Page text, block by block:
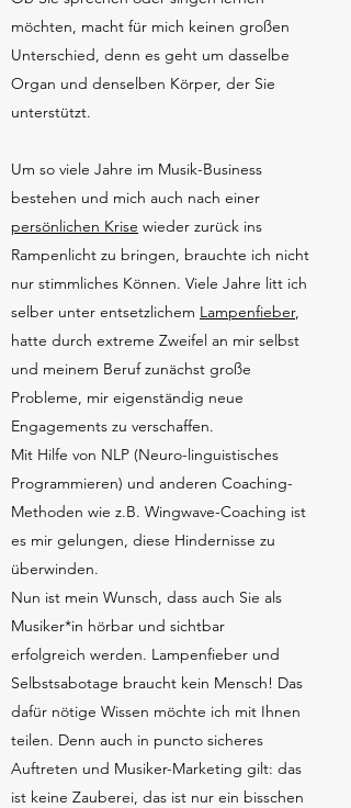
möchten, macht für mich keinen großen
Unterschied, denn es geht um dasselbe
Organ und denselben Körper, der Sie
unterstützt.
Um so viele Jahre im Musik-Business
bestehen und mich auch nach einer
persönlichen Krise wieder zurück ins
Rampenlicht zu bringen, brauchte ich nicht
nur stimmliches Können. Viele Jahre litt ich
selber unter entsetzlichem Lampenfieber,
hatte durch extreme Zweifel an mir selbst
und meinem Beruf zunächst große
Probleme, mir eigenständig neue
Engagements zu verschaffen.
Mit Hilfe von NLP (Neuro-linguistisches
Programmieren) und anderen Coaching-
Methoden wie z.B. Wingwave-Coaching ist
es mir gelungen, diese Hindernisse zu
überwinden.
Nun ist mein Wunsch, dass auch Sie als
Musiker*in hörbar und sichtbar
erfolgreich werden. Lampenfieber und
Selbstsabotage braucht kein Mensch! Das
dafür nötige Wissen möchte ich mit Ihnen
teilen. Denn auch in puncto sicheres
Auftreten und Musiker-Marketing gilt: das
ist keine Zauberei, das ist nur ein bisschen